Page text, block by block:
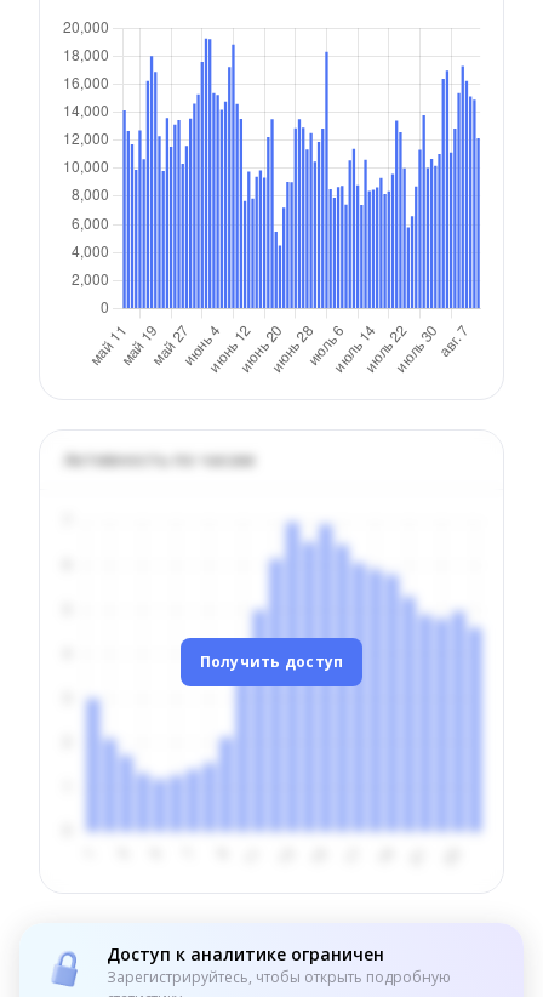
Активность по часам
Получить доступ
Доступ к аналитике ограничен
Зарегистрируйтесь, чтобы открыть подробную